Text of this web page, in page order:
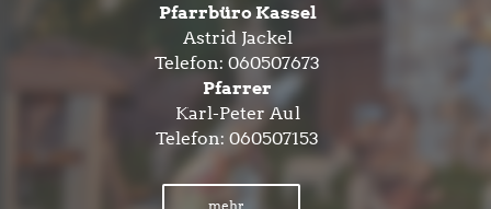
Pfarrbüro Kassel
Astrid Jackel
Telefon: 060507673
Pfarrer
Karl-Peter Aul
Telefon: 060507153
mehr...